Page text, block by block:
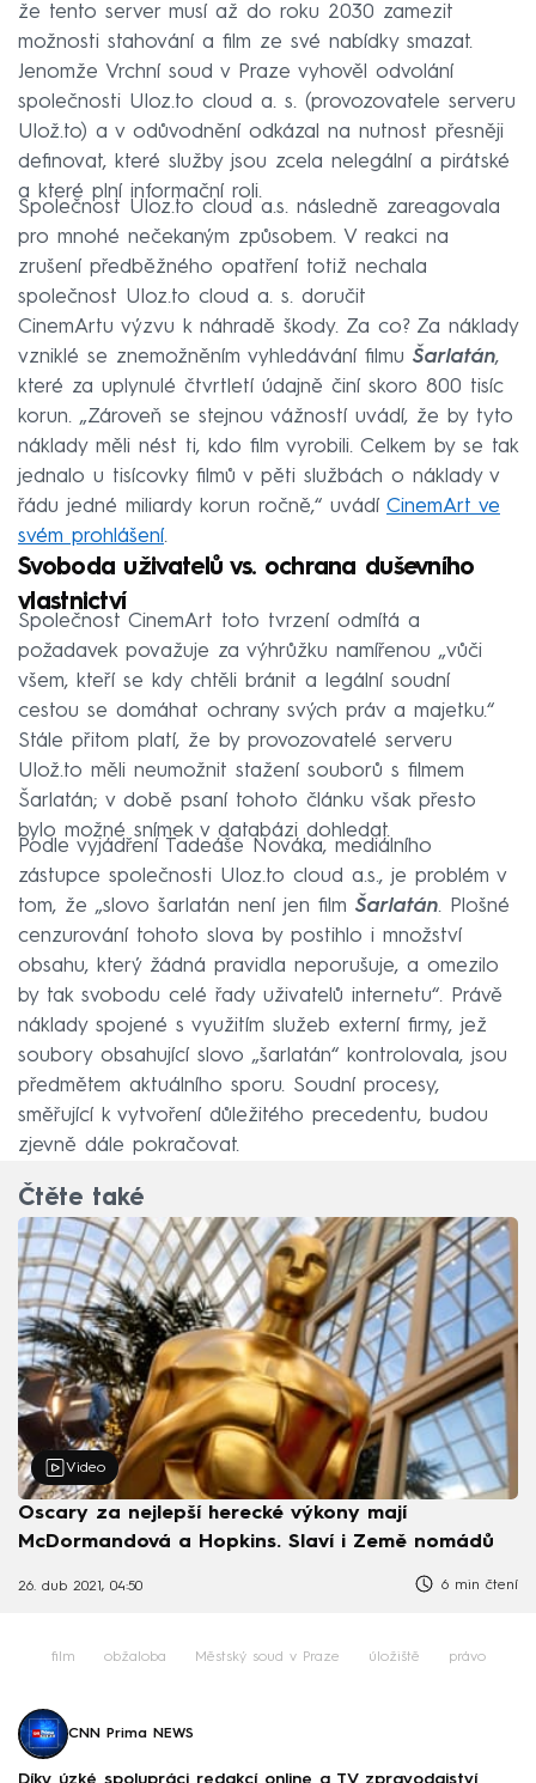
že tento server musí až do roku 2030 zamezit
možnosti stahování a film ze své nabídky smazat.
Jenomže Vrchní soud v Praze vyhověl odvolání
společnosti Uloz.to cloud a. s. (provozovatele serveru
Ulož.to) a v odůvodnění odkázal na nutnost přesněji
definovat, které služby jsou zcela nelegální a pirátské
a které plní informační roli.
Společnost Uloz.to cloud a.s. následně zareagovala
pro mnohé nečekaným způsobem. V reakci na
zrušení předběžného opatření totiž nechala
společnost Uloz.to cloud a. s. doručit
CinemArtu výzvu k náhradě škody. Za co? Za náklady
vzniklé se znemožněním vyhledávání filmu Šarlatán,
které za uplynulé čtvrtletí údajně činí skoro 800 tisíc
korun. „Zároveň se stejnou vážností uvádí, že by tyto
náklady měli nést ti, kdo film vyrobili. Celkem by se tak
jednalo u tisícovky filmů v pěti službách o náklady v
řádu jedné miliardy korun ročně,“ uvádí CinemArt ve
svém prohlášení.
Svoboda uživatelů vs. ochrana duševního
vlastnictví
Společnost CinemArt toto tvrzení odmítá a
požadavek považuje za výhrůžku namířenou „vůči
všem, kteří se kdy chtěli bránit a legální soudní
cestou se domáhat ochrany svých práv a majetku.“
Stále přitom platí, že by provozovatelé serveru
Ulož.to měli neumožnit stažení souborů s filmem
Šarlatán; v době psaní tohoto článku však přesto
bylo možné snímek v databázi dohledat.
Podle vyjádření Tadeáše Nováka, mediálního
zástupce společnosti Uloz.to cloud a.s., je problém v
tom, že „slovo šarlatán není jen film Šarlatán. Plošné
cenzurování tohoto slova by postihlo i množství
obsahu, který žádná pravidla neporušuje, a omezilo
by tak svobodu celé řady uživatelů internetu“. Právě
náklady spojené s využitím služeb externí firmy, jež
soubory obsahující slovo „šarlatán“ kontrolovala, jsou
předmětem aktuálního sporu. Soudní procesy,
směřující k vytvoření důležitého precedentu, budou
zjevně dále pokračovat.
Čtěte také
Video
Oscary za nejlepší herecké výkony mají
McDormandová a Hopkins. Slaví i Země nomádů
26. dub 2021, 04:50 6 min čtení
film obžaloba Městský soud v Praze úložiště právo
CNN Prima NEWS